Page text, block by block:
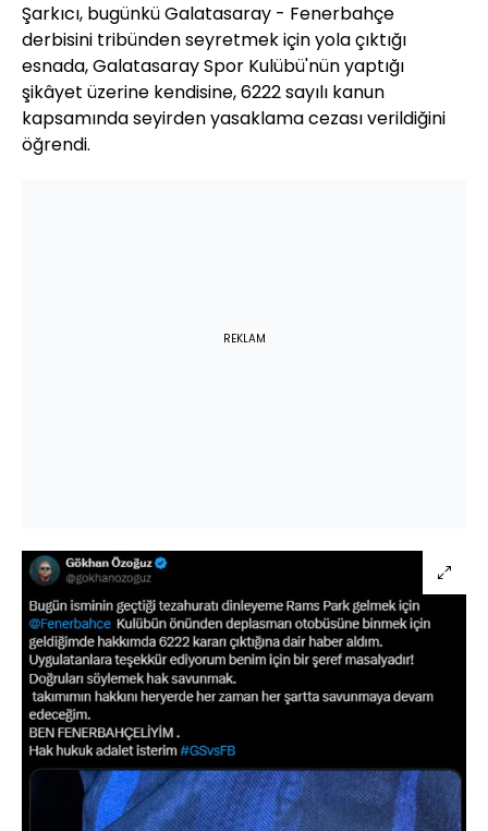
Şarkıcı, bugünkü Galatasaray - Fenerbahçe
derbisini tribünden seyretmek için yola çıktığı
esnada, Galatasaray Spor Kulübü'nün yaptığı
şikâyet üzerine kendisine, 6222 sayılı kanun
kapsamında seyirden yasaklama cezası verildiğini
öğrendi.
REKLAM